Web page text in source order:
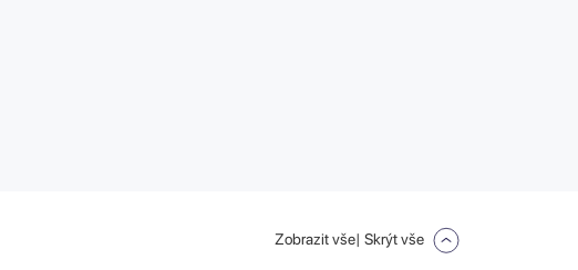
Zobrazit vše| Skrýt vše